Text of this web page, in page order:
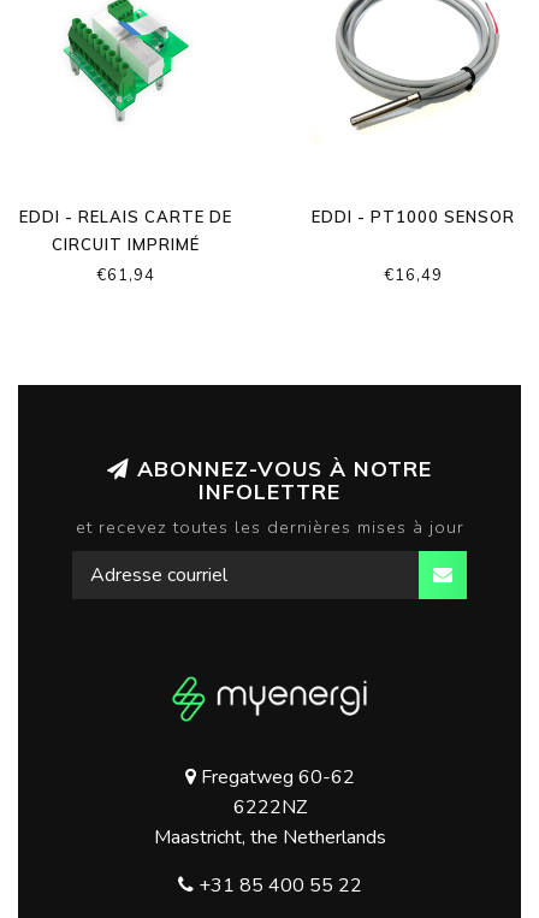
EDDI - RELAIS CARTE DE
CIRCUIT IMPRIMÉ
€61,94
EDDI - PT1000 SENSOR
€16,49
ABONNEZ-VOUS À NOTRE
INFOLETTRE
et recevez toutes les dernières mises à jour
Fregatweg 60-62
6222NZ
Maastricht, the Netherlands
+31 85 400 55 22